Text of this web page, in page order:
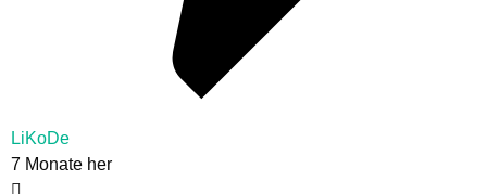
LiKoDe
7 Monate her